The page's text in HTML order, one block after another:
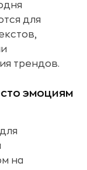
для
трендов.
эмоциям
на